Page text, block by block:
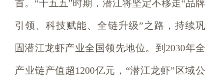
首。“十五五”时期，潜江将坚定不移走“品牌
引领、科技赋能、全链升级”之路，持续巩
固潜江龙虾产业全国领先地位。到2030年全
产业链产值超1200亿元，“潜江龙虾”区域公